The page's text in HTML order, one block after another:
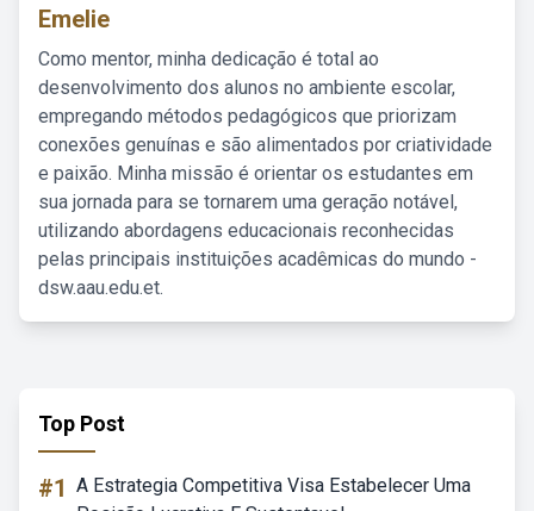
Emelie
Como mentor, minha dedicação é total ao
desenvolvimento dos alunos no ambiente escolar,
empregando métodos pedagógicos que priorizam
conexões genuínas e são alimentados por criatividade
e paixão. Minha missão é orientar os estudantes em
sua jornada para se tornarem uma geração notável,
utilizando abordagens educacionais reconhecidas
pelas principais instituições acadêmicas do mundo -
dsw.aau.edu.et.
Top Post
#1 A Estrategia Competitiva Visa Estabelecer Uma